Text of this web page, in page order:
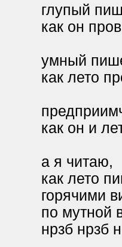
глупый
как он
умный
как лето
как он и
а я читаю,
как лето
горячими
по мутной
нрзб нрзб